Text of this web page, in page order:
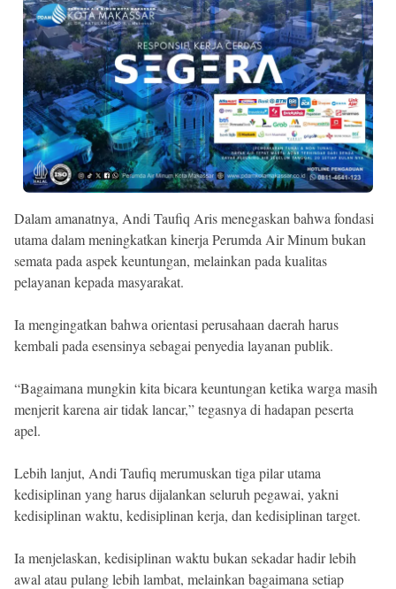
Dalam amanatnya, Andi Taufiq Aris menegaskan bahwa fondasi
utama dalam meningkatkan kinerja Perumda Air Minum bukan
semata pada aspek keuntungan, melainkan pada kualitas
pelayanan kepada masyarakat.
Ia mengingatkan bahwa orientasi perusahaan daerah harus
kembali pada esensinya sebagai penyedia layanan publik.
“Bagaimana mungkin kita bicara keuntungan ketika warga masih
menjerit karena air tidak lancar,” tegasnya di hadapan peserta
apel.
Lebih lanjut, Andi Taufiq merumuskan tiga pilar utama
kedisiplinan yang harus dijalankan seluruh pegawai, yakni
kedisiplinan waktu, kedisiplinan kerja, dan kedisiplinan target.
Ia menjelaskan, kedisiplinan waktu bukan sekadar hadir lebih
awal atau pulang lebih lambat, melainkan bagaimana setiap